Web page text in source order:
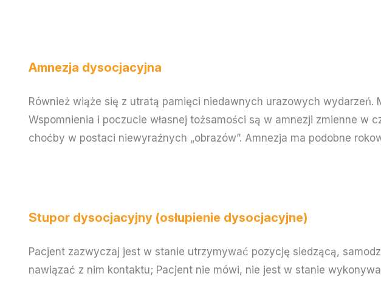
Amnezja dysocjacyjna
Również wiąże się z utratą pamięci niedawnych urazowych
Wspomnienia i poczucie własnej tożsamości są w amnezji zmienne
choćby w postaci niewyraźnych „obrazów”. Amnezja ma podobne
Stupor dysocjacyjny (osłupienie dysocjacyjne)
Pacjent zazwyczaj jest w stanie utrzymywać pozycję siedzącą,
nawiązać z nim kontaktu; Pacjent nie mówi, nie jest w stanie